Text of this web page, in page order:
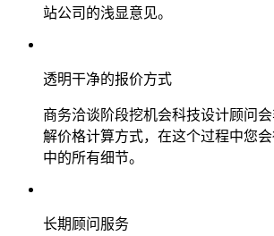
站公司的浅显意见。
透明干净的报价方式
商务洽谈阶段挖机会科技设计顾问
解价格计算方式，在这个过程中您
中的所有细节。
长期顾问服务